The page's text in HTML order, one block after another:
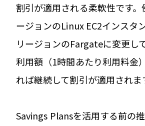
割引が適用される柔軟性です。
ージョンのLinux EC2インスタ
リージョンのFargateに変更し
利用額（1時間あたり利用料金
れば継続して割引が適用されま
Savings Plansを活用する前の